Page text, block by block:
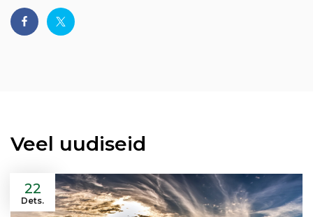
Veel uudiseid
22
Dets.